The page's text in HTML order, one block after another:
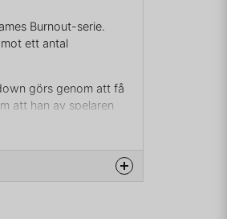
Burnout-serie.
ett antal
görs genom att få
att han av spelaren
förlängd och
av turbomätaren.
och kan inte